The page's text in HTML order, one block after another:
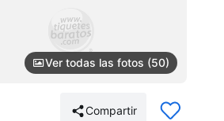
Ver todas las fotos (50)
Compartir